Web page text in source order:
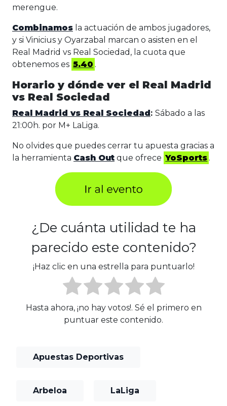
merengue.
Combinamos la actuación de ambos jugadores,
y si Vinicius y Oyarzabal marcan o asisten en el
Real Madrid vs Real Sociedad, la cuota que
obtenemos es 5.40 .
Horario y dónde ver el Real Madrid
vs Real Sociedad
Real Madrid vs Real Sociedad: Sábado a las
21:00h. por M+ LaLiga.
No olvides que puedes cerrar tu apuesta gracias a
la herramienta Cash Out que ofrece YoSports .
¿De cuánta utilidad te ha
parecido este contenido?
¡Haz clic en una estrella para puntuarlo!
Hasta ahora, ¡no hay votos!. Sé el primero en
puntuar este contenido.
Apuestas Deportivas
Arbeloa LaLiga